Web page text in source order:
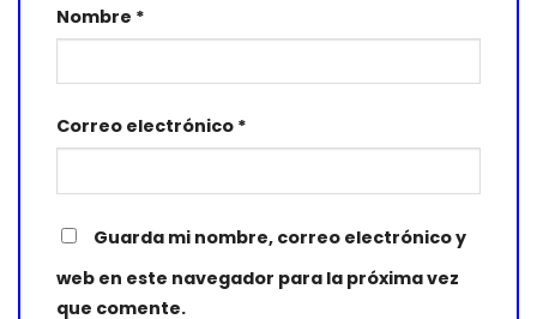
Nombre *
Correo electrónico *
Guarda mi nombre, correo electrónico y
web en este navegador para la próxima vez
que comente.